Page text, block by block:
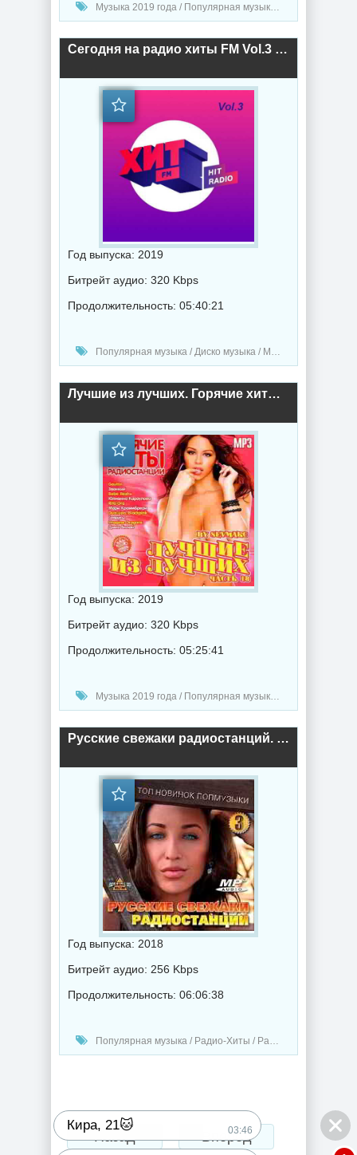
Музыка 2019 года / Популярная музыка / Диско музыка
Сегодня на радио хиты FM Vol.3 (2019) торрент
Год выпуска: 2019
Битрейт аудио: 320 Kbps
Продолжительность: 05:40:21
Популярная музыка / Диско музыка / Музыка 2019 года
Лучшие из лучших. Горячие хиты радиостанций. Часть 18 (2019) торрент
Год выпуска: 2019
Битрейт аудио: 320 Kbps
Продолжительность: 05:25:41
Музыка 2019 года / Популярная музыка / Диско музыка
Русские свежаки радиостанций. Топ новинок поп музыки. (2018) торрент
Год выпуска: 2018
Битрейт аудио: 256 Kbps
Продолжительность: 06:06:38
Популярная музыка / Радио-Хиты / Радио-сборники / Музыка 2018 года
Назад Вперед
Кира, 21🐱 03:46